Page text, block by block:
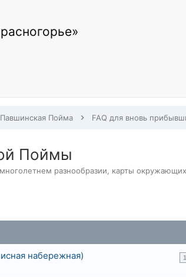
Павшинская Пойма FAQ для вновь
Поймы
разнообразии, карты
набережная) 1